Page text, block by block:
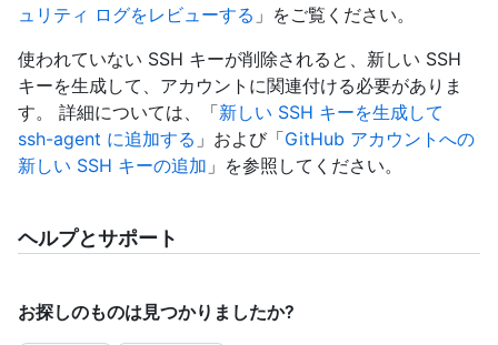
ュリティ ログをレビューする 」をご覧ください。
使われていない SSH キーが削除されると、新しい SSH
キーを生成して、アカウントに関連付ける必要がありま
す。 詳細については、「新しい SSH キーを生成して
ssh-agent に追加する 」および「GitHub アカウントへの
新しい SSH キーの追加 」を参照してください。
ヘルプとサポート
お探しのものは見つかりましたか?